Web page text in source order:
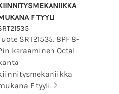
F TYYLI
SRT21535. 8PF 8-
keraaminen Octal
F tyyli.